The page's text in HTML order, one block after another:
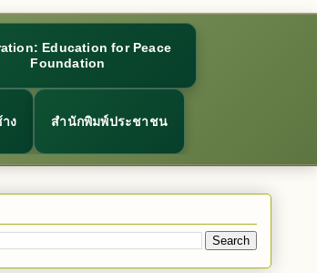
Education for Peace
Foundation
ง สำนักพิมพ์ประชาชน